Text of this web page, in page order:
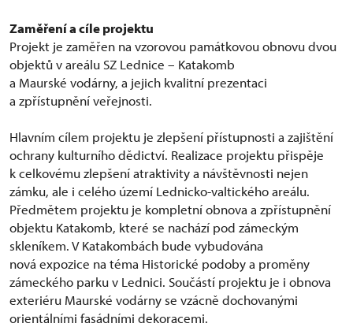
Zaměření a cíle projektu
Projekt je zaměřen na vzorovou památkovou obnovu dvou
objektů v areálu SZ Lednice – Katakomb
a Maurské vodárny, a jejich kvalitní prezentaci
a zpřístupnění veřejnosti.
Hlavním cílem projektu je zlepšení přístupnosti a zajištění
ochrany kulturního dědictví. Realizace projektu přispěje
k celkovému zlepšení atraktivity a návštěvnosti nejen
zámku, ale i celého území Lednicko-valtického areálu.
Předmětem projektu je kompletní obnova a zpřístupnění
objektu Katakomb, které se nachází pod zámeckým
skleníkem. V Katakombách bude vybudována
nová expozice na téma Historické podoby a proměny
zámeckého parku v Lednici. Součástí projektu je i obnova
exteriéru Maurské vodárny se vzácně dochovanými
orientálními fasádními dekoracemi.